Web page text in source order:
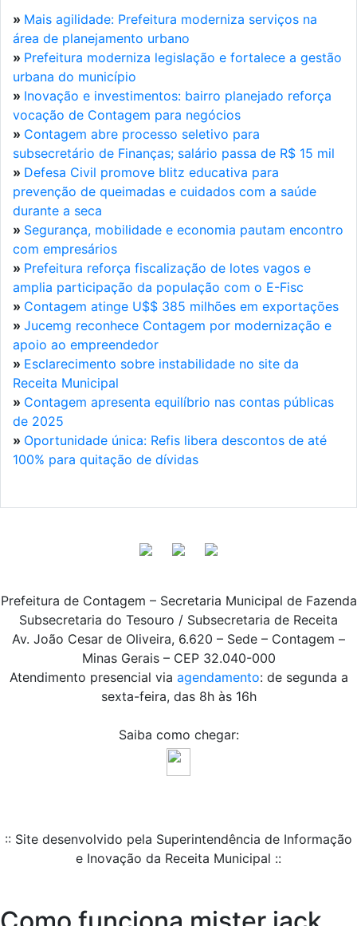
» Mais agilidade: Prefeitura moderniza serviços na
área de planejamento urbano
» Prefeitura moderniza legislação e fortalece a gestão
urbana do município
» Inovação e investimentos: bairro planejado reforça
vocação de Contagem para negócios
» Contagem abre processo seletivo para
subsecretário de Finanças; salário passa de R$ 15 mil
» Defesa Civil promove blitz educativa para
prevenção de queimadas e cuidados com a saúde
durante a seca
» Segurança, mobilidade e economia pautam encontro
com empresários
» Prefeitura reforça fiscalização de lotes vagos e
amplia participação da população com o E-Fisc
» Contagem atinge U$$ 385 milhões em exportações
» Jucemg reconhece Contagem por modernização e
apoio ao empreendedor
» Esclarecimento sobre instabilidade no site da
Receita Municipal
» Contagem apresenta equilíbrio nas contas públicas
de 2025
» Oportunidade única: Refis libera descontos de até
100% para quitação de dívidas
Prefeitura de Contagem – Secretaria Municipal de Fazenda
Subsecretaria do Tesouro / Subsecretaria de Receita
Av. João Cesar de Oliveira, 6.620 – Sede – Contagem –
Minas Gerais – CEP 32.040-000
Atendimento presencial via agendamento: de segunda a
sexta-feira, das 8h às 16h
Saiba como chegar:
:: Site desenvolvido pela Superintendência de Informação
e Inovação da Receita Municipal ::